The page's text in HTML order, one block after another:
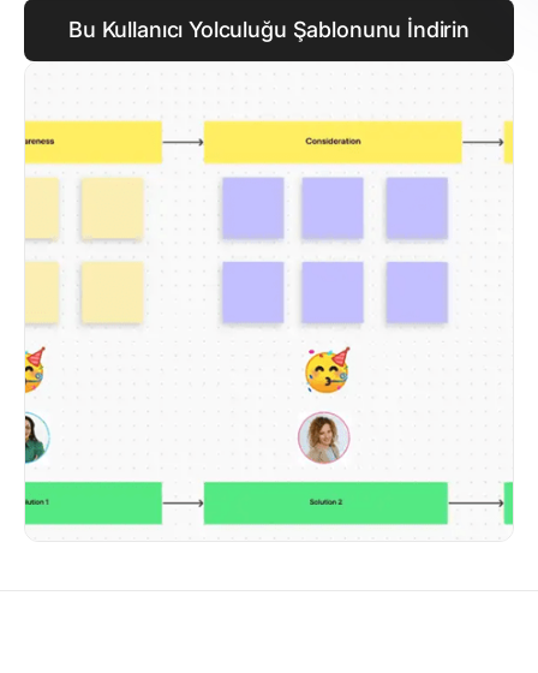
Bu Kullanıcı Yolculuğu Şablonunu İndirin